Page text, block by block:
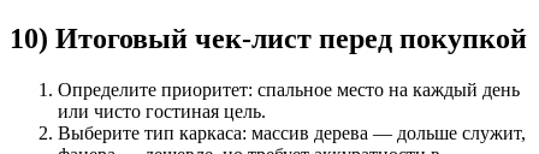
10) Итоговый чек-лист перед покупкой
Определите приоритет: спальное место на каждый день
или чисто гостиная цель.
Выберите тип каркаса: массив дерева — дольше служит,